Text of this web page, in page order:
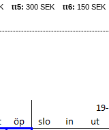
tt5: 300 SEK tt6: 150